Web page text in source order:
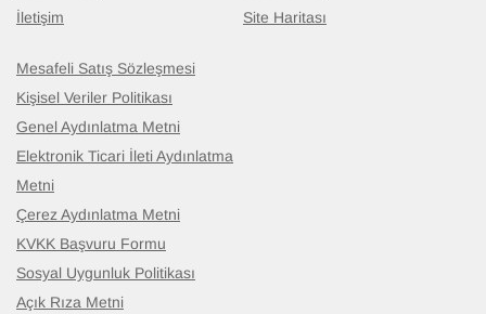
İletişim
Site Haritası
Mesafeli Satış Sözleşmesi
Kişisel Veriler Politikası
Genel Aydınlatma Metni
Elektronik Ticari İleti Aydınlatma
Metni
Çerez Aydınlatma Metni
KVKK Başvuru Formu
Sosyal Uygunluk Politikası
Açık Rıza Metni